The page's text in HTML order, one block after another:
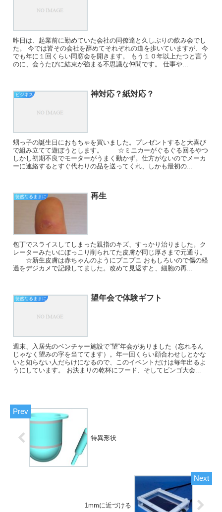
昨日は、起業前に勤めていた会社の同僚達と久しぶりの飲み会でし
た。 今では皆その会社を辞めてそれぞれの道を歩いていますが、今
でも年に１回くらい同窓会を開きます。 もう１０年以上たつと言う
のに、会うたびに結束が強まる不思議な仲間です。 仕事や...
ビジネス 神対応？紙対応？
甥っ子の誕生日におもちゃを買いました。プレゼントすると大喜び
で組み立てて遊ぼうとします。 ☆ミニカーがぐるぐる回るやつ
しかし初期不良でモーターがうまく動かず。仕方がないのでメーカ
ーに連絡するとすぐ代わりの品を送ってくれ、しかも最初の...
徒然なるままに 再生
包丁でスライスしてしまった親指のキズ、すっかり治りました。ク
レーターみたいにぼっこり削られてた皮膚が同じ厚さまで元通り。
☆新生皮膚は赤ちゃんのようにプニプニ おもしろいので傷の経
過をデジカメで記録してました。改めて見返すと、細胞の再...
徒然なるままに 望年会で体験ギフト
週末、入居先のベンチャー施設で”望”年会がありました（忘れるん
じゃなく望みの字を当ててます）。年一回くらい顔合わせしとかな
いと知らない人だらけになるので、このイベントだけは毎年出るよ
うにしています。 お決まりの乾杯にフード、そしてビンゴ大会...
特異形状
1mmに近づける